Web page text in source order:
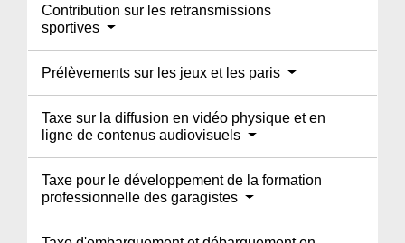
Contribution sur les retransmissions
sportives
Prélèvements sur les jeux et les paris
Taxe sur la diffusion en vidéo physique et en
ligne de contenus audiovisuels
Taxe pour le développement de la formation
professionnelle des garagistes